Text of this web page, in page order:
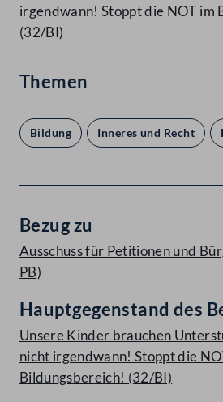
irgendwann! Stoppt die NOT im
(32/BI)
Themen
Bildung Inneres und Recht
Bezug zu
Ausschuss für Petitionen und
PB)
Hauptgegenstand des
Unsere Kinder brauchen
nicht irgendwann! Stoppt die
Bildungsbereich! (32/BI)